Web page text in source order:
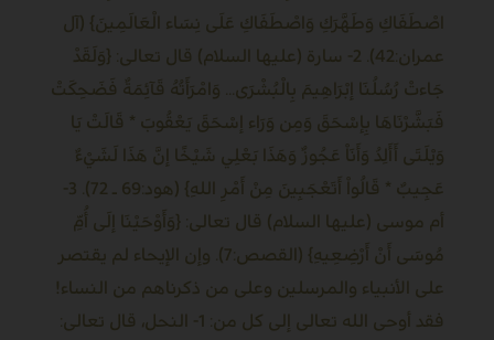
اصْطَفَاكِ وَطَهَّرَكِ وَاصْطَفَاكِ عَلَى نِسَاء الْعَالَمِينَ} (آل
عمران:42). 2- سارة (عليها السلام) قال تعالى: {وَلَقَدْ
جَاءتْ رُسُلُنَا إبْرَاهِيمَ بِالْبُشْرَى... وَامْرَأَتُهُ قَآئِمَةٌ فَضَحِكَتْ
فَبَشَّرْنَاهَا بِإسْحَقَ وَمِن وَرَاء إسْحَقَ يَعْقُوبَ * قَالَتْ يَا
وَيْلَتَى أَأَلِدُ وَأَنَاْ عَجُوزٌ وَهَذَا بَعْلِي شَيْخًا إنَّ هَذَا لَشَيْءٌ
أم موسى (عليها السلام) قال تعالى: {وَأَوْحَيْنَا إلَى أُمِّ
مُوسَى أَنْ أَرْضِعِيهِ} (القصص:7). وإن الإيحاء لم يقتصر
على الأنبياء والمرسلين وعلى من ذكرناهم من النساء!
فقد أوحى الله تعالى إلى كل من: 1- النحل، قال تعالى: